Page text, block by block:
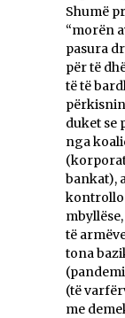
Shumë
“morën
pasura
për të
të të
përkisnin
duket se
nga
bankat),
të
tona
(të
me